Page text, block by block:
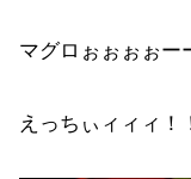
マグロぉぉぉぉー
えっちぃィィィ！